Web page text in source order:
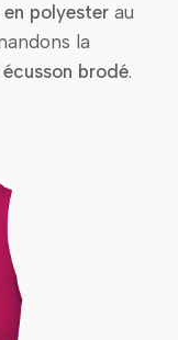
polyester au
la
écusson brodé.